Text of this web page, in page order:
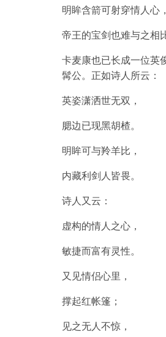
明眸含箭可射穿情人心，
帝王的宝剑也难与之相
卡麦康也已长成一位英
髯公。正如诗人所云：
英姿潇洒世无双，
腮边已现黑胡楂。
明眸可与羚羊比，
内藏利剑人皆畏。
诗人又云：
虚构的情人之心，
敏捷而富有灵性。
又见情侣心里，
撑起红帐篷；
见之无人不惊，